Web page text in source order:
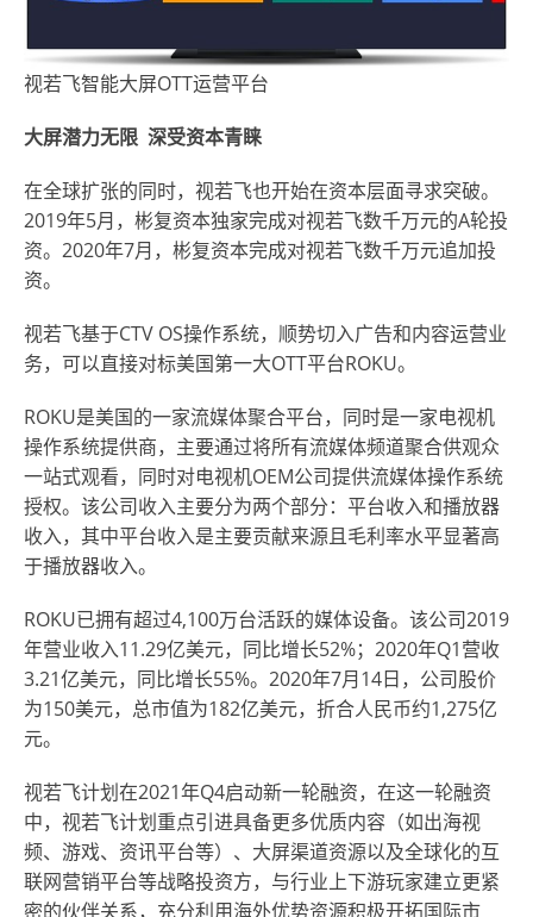
视若飞智能大屏OTT运营平台
大屏潜力无限 深受资本青睐
在全球扩张的同时，视若飞也开始在资本层面寻求突破。
2019年5月，彬复资本独家完成对视若飞数千万元的A轮投
资。2020年7月，彬复资本完成对视若飞数千万元追加投
资。
视若飞基于CTV OS操作系统，顺势切入广告和内容运营业
务，可以直接对标美国第一大OTT平台ROKU。
ROKU是美国的一家流媒体聚合平台，同时是一家电视机
操作系统提供商，主要通过将所有流媒体频道聚合供观众
一站式观看，同时对电视机OEM公司提供流媒体操作系统
授权。该公司收入主要分为两个部分：平台收入和播放器
收入，其中平台收入是主要贡献来源且毛利率水平显著高
于播放器收入。
ROKU已拥有超过4,100万台活跃的媒体设备。该公司2019
年营业收入11.29亿美元，同比增长52%；2020年Q1营收
3.21亿美元，同比增长55%。2020年7月14日，公司股价
为150美元，总市值为182亿美元，折合人民币约1,275亿
元。
视若飞计划在2021年Q4启动新一轮融资，在这一轮融资
中，视若飞计划重点引进具备更多优质内容（如出海视
频、游戏、资讯平台等）、大屏渠道资源以及全球化的互
联网营销平台等战略投资方，与行业上下游玩家建立更紧
密的伙伴关系，充分利用海外优势资源积极开拓国际市